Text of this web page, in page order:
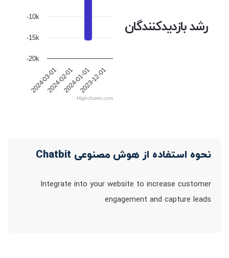
رشد بازدیدکنندگان
2024-03-012024-02-012024-01-012023-12-01
-20k
-15k
-10k
Highcharts.com
نحوه استفاده از هوش مصنوعی Chatbit
Integrate into your website to increase customer
engagement and capture leads